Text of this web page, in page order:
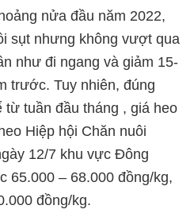
nửa đầu năm 2022,
sụt nhưng không vượt qua
như đi ngang và giảm 15-
trước. Tuy nhiên, đúng
tuần đầu tháng , giá heo
Hiệp hội Chăn nuôi
12/7 khu vực Đông
65.000 – 68.000 đồng/kg,
đồng/kg.